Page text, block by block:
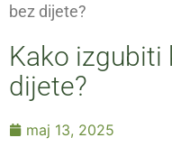
bez dijete?
Kako izgubiti
dijete?
maj 13, 2025